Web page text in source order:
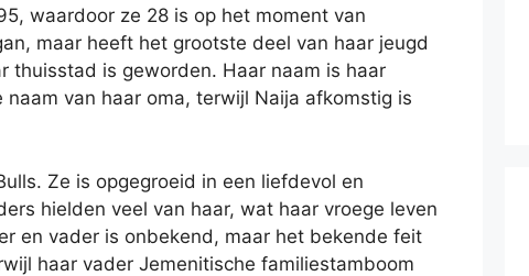
waardoor ze 28 is op het moment van
maar heeft het grootste deel van haar jeugd
thuisstad is geworden. Haar naam is haar
van haar oma, terwijl Naija afkomstig is
Ze is opgegroeid in een liefdevol en
hielden veel van haar, wat haar vroege leven
en vader is onbekend, maar het bekende feit
haar vader Jemenitische familiestamboom